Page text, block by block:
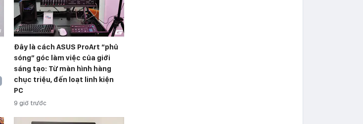
Đây là cách ASUS ProArt “phủ
sóng” góc làm việc của giới
sáng tạo: Từ màn hình hàng
chục triệu, đến loạt linh kiện
PC
9 giờ trước